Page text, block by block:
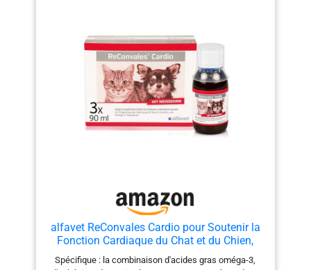
et les Oméga 6. NOS ANIMAUX SONT AUSSI NOTRE
FAMILLE : Pour préserver le bien-être de nos
compagnons, Beaphar donne accès à des soins et des
produits de qualité à prix abordables à tous les
propriétaires d’animaux.
alfavet ReConvales Cardio pour Soutenir la
Fonction Cardiaque du Chat et du Chien,
complément Alimentaire Contenant
carnitine, 3 Bouteilles de 90 ML
Spécifique : la combinaison d'acides gras oméga-3,